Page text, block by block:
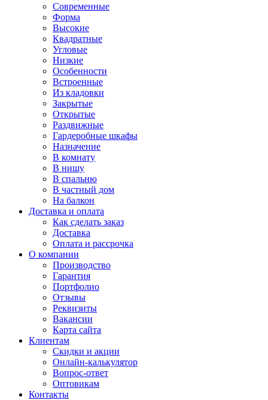
Современные
Форма
Высокие
Квадратные
Угловые
Низкие
Особенности
Встроенные
Из кладовки
Закрытые
Открытые
Раздвижные
Гардеробные шкафы
Назначение
В комнату
В нишу
В спальню
В частный дом
На балкон
Доставка и оплата
Как сделать заказ
Доставка
Оплата и рассрочка
О компании
Производство
Гарантия
Портфолио
Отзывы
Реквизиты
Вакансии
Карта сайта
Клиентам
Скидки и акции
Онлайн-калькулятор
Вопрос-ответ
Оптовикам
Контакты